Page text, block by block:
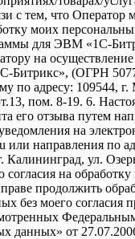
с тем, что Оператор
моих
для ЭВМ «1С-
на
Битрикс», (ОГРН
по адресу: 109544,
пом. 8-19. 6.
его отзыва путем
на
или направления по
Калининград, ул.
согласия на
продолжить
без моего согласия
данных» от